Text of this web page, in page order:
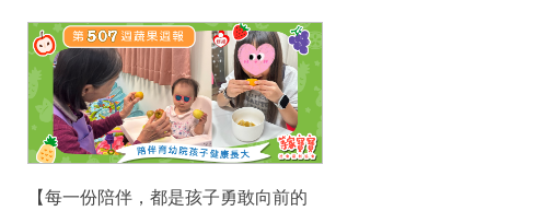
【每一份陪伴，都是孩子勇敢向前的